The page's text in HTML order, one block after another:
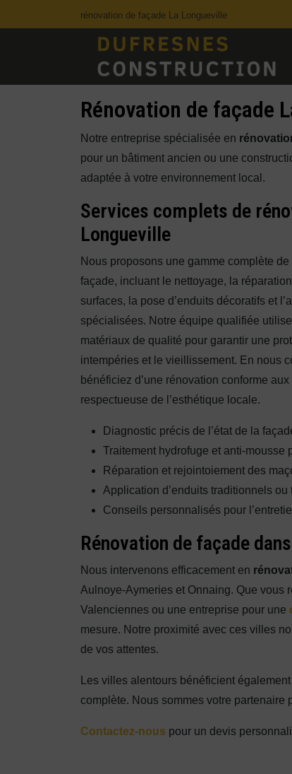
rénovation de façade La Longueville
Rénovation de façade
Notre entreprise spécialisée en
pour un bâtiment ancien ou une
adaptée à votre environnement local.
Services complets de
Longueville
Nous proposons une gamme complète
façade, incluant le nettoyage, la
surfaces, la pose d’enduits décoratifs et
spécialisées. Notre équipe qualifiée
matériaux de qualité pour garantir une
intempéries et le vieillissement. En nous
bénéficiez d’une rénovation conforme
respectueuse de l’esthétique locale.
Diagnostic précis de l’état de la
Traitement hydrofuge et anti-mousse
Réparation et rejointoiement des
Application d’enduits traditionnels
Conseils personnalisés pour
Rénovation de façade
Nous intervenons efficacement en
Aulnoye-Aymeries et Onnaing. Que vous
Valenciennes ou une entreprise pour une
mesure. Notre proximité avec ces villes
de vos attentes.
Les villes alentours bénéficient
complète. Nous sommes votre
Contactez-nous pour un devis